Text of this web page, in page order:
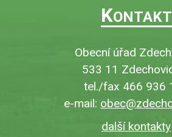
KONTAKT
Obecní úřad
533 11
tel./fax 466 936
e-mail:
další kontakty